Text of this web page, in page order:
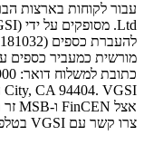
מורשית כמעביר כספים
צרו קשר עם VGSI בטלפון (888) 733-0041.